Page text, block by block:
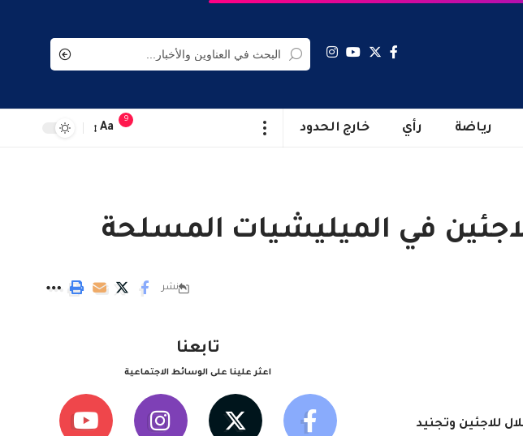
رياضة رأي خارج الحدود
9
Aa
في الميليشيات المسلحة
نشر
للاجئين وتجنيد
تابعنا
اعثر علينا على الوسائط الاجتماعية